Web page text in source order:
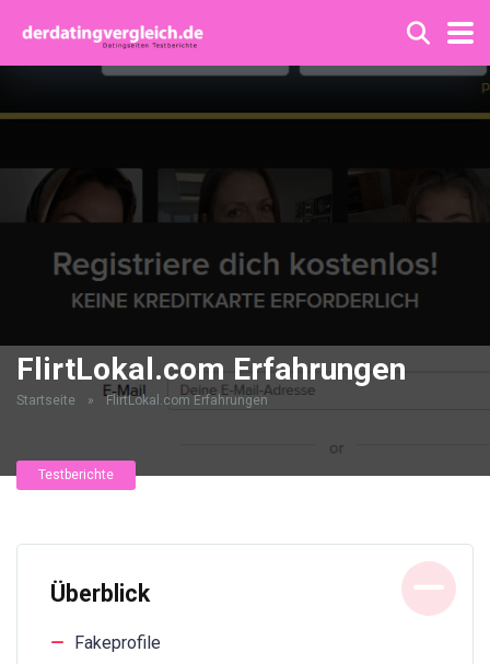
FlirtLokal.com Erfahrungen
Startseite » FlirtLokal.com Erfahrungen
Testberichte
Überblick
Fakeprofile